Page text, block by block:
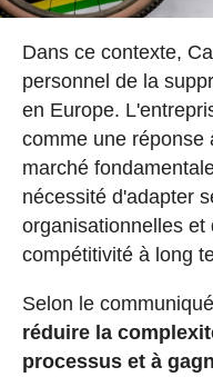
Dans ce contexte,
personnel de la
en Europe.
comme une réponse
marché
nécessité d'adapter
organisationnelles et
compétitivité à long
Selon le
réduire la
processus et à